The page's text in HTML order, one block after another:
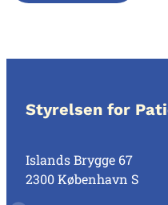
Styrelsen for
Islands Brygge 67
2300 København S